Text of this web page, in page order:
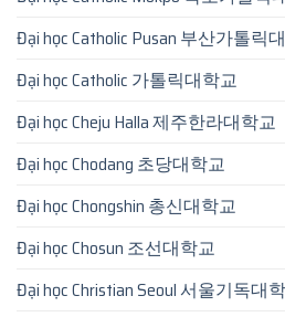
Đại học Catholic Pusan 부산가톨릭
Đại học Catholic 가톨릭대학교
Đại học Cheju Halla 제주한라대학교
Đại học Chodang 초당대학교
Đại học Chongshin 총신대학교
Đại học Chosun 조선대학교
Đại học Christian Seoul 서울기독대